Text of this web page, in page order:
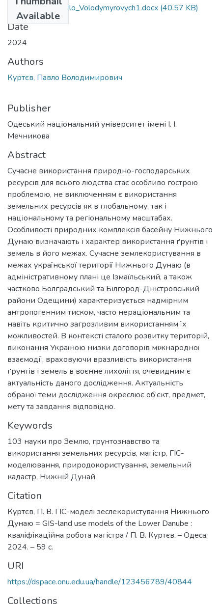
Available
103_Kurtyev_Pavlo_Volodymyrovych1.docx (40.57 KB)
Date
2024
Authors
Куртєв, Павло Володимирович
Publisher
Одеський національний університет імені І. І.
Мечникова
Abstract
Сучасне використання природно-господарських
ресурсів для всього людства стає особливо гострою
проблемою, не виключенням є використання
земельних ресурсів як в глобальному, так і
національному та регіональному масштабах.
Особливості природних комплексів басейну Нижнього
Дунаю визначають і характер використання ґрунтів і
земель в його межах. Сучасне землекористування в
межах української території Нижнього Дунаю (в
адміністративному плані це Ізмаїльський, а також
частково Болградський та Білгород-Дністровський
райони Одещини) характеризується надмірним
антропогенним тиском, часто нераціональним та
навіть критично загрозливим використанням їх
можливостей. В контексті сталого розвитку територій,
виконання Україною низки договорів міжнародної
взаємодії, враховуючи вразливість використання
ґрунтів і земель в воєнне лихоліття, очевидним є
актуальність даного дослідження. Актуальність
обраної теми дослідження окреслює об’єкт, предмет,
мету та завдання відповідно.
Keywords
103 науки про Землю, грунтознавство та
використання земельних ресурсів, магістр, ГІС-
моделювання, природокористування, земельний
кадастр, Нижній Дунай
Citation
Куртєв, П. В. ГІС-моделі зеслекористування Нижнього
Дунаю = GIS-land use models of the Lower Danube :
кваліфікаційна робота магістра / П. В. Куртєв. – Одеса,
2024. – 59 с.
URI
https://dspace.onu.edu.ua/handle/123456789/40844
Collections